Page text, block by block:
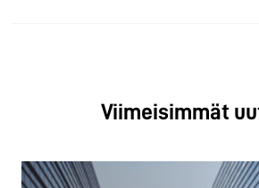
Viimeisimmät